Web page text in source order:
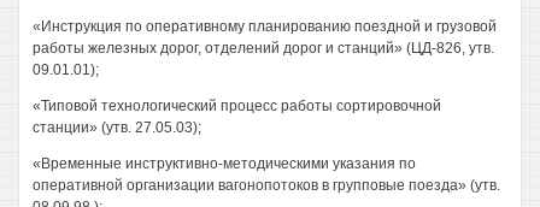
«Инструкция по оперативному планированию поездной и грузовой
работы железных дорог, отделений дорог и станций» (ЦД-826, утв.
09.01.01);
«Типовой технологический процесс работы сортировочной
станции» (утв. 27.05.03);
«Временные инструктивно-методическими указания по
оперативной организации вагонопотоков в групповые поезда» (утв.